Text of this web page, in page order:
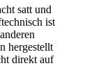
satt und
ist
hergestellt
direkt auf